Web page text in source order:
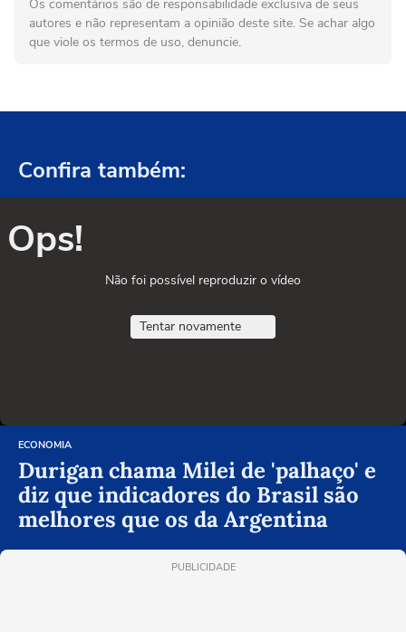
Os comentários são de responsabilidade exclusiva de seus
autores e não representam a opinião deste site. Se achar algo
que viole os termos de uso, denuncie.
Confira também:
Ops!
Não foi possível reproduzir o vídeo
Tentar novamente
ECONOMIA
Durigan chama Milei de 'palhaço' e
diz que indicadores do Brasil são
melhores que os da Argentina
PUBLICIDADE